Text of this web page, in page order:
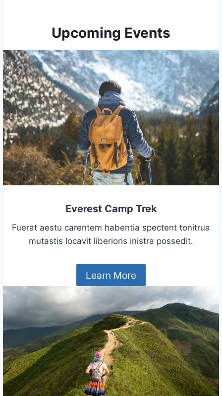
Upcoming Events
Everest Camp Trek
Fuerat aestu carentem habentia spectent tonitrua
mutastis locavit liberioris inistra possedit.
Learn More